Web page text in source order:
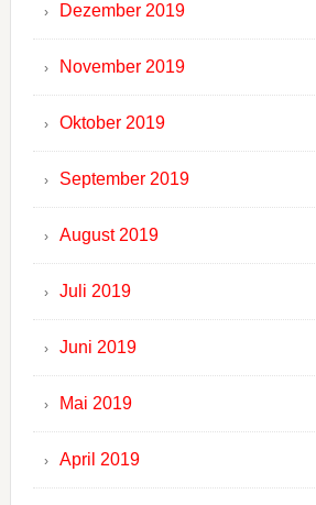
Dezember 2019
November 2019
Oktober 2019
September 2019
August 2019
Juli 2019
Juni 2019
Mai 2019
April 2019